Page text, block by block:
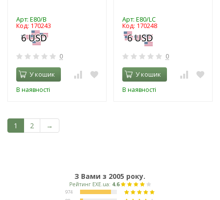
Арт: E80/B
Код: 170243
0
У кошик
В наявності
Арт: E80/LC
Код: 170248
0
У кошик
В наявності
1 2 →
З Вами з 2005 року.